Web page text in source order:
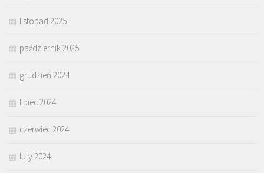
listopad 2025
październik 2025
grudzień 2024
lipiec 2024
czerwiec 2024
luty 2024